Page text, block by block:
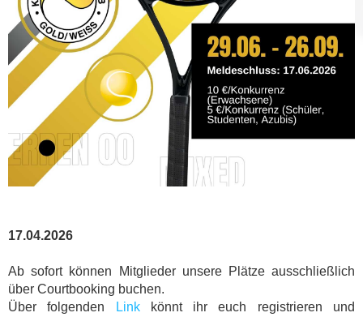
17.04.2026
Ab sofort können Mitglieder unsere Plätze ausschließlich
über Courtbooking buchen.
Über folgenden
Linkkönnt ihr euch registrieren und